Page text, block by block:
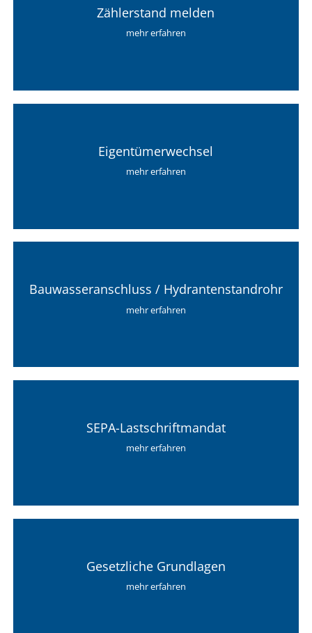
Zählerstand melden
mehr erfahren
Eigentümerwechsel
mehr erfahren
Bauwasseranschluss / Hydrantenstandrohr
mehr erfahren
SEPA-Lastschriftmandat
mehr erfahren
Gesetzliche Grundlagen
mehr erfahren